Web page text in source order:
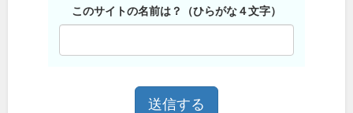
このサイトの名前は？（ひらがな４文字）